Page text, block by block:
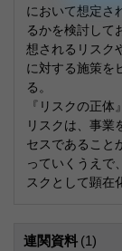
において想定さ
るかを検討して
想されるリスク
に対する施策を
る。
『リスクの正体』
リスクは、事業
セスであること
っていくうえで
スクとして顕在
連関資料 (1)